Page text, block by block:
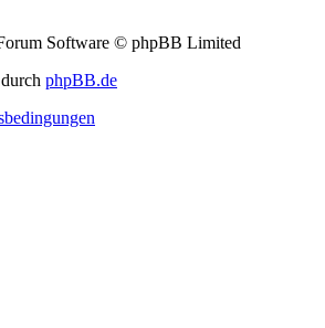
Software © phpBB Limited
phpBB.de